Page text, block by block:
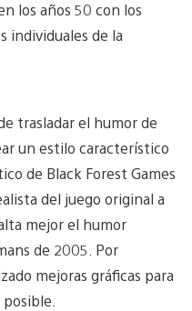
los años 50 con los
individuales de la
trasladar el humor de
un estilo característico
de Black Forest Games
del juego original a
mejor el humor
de 2005. Por
mejoras gráficas para